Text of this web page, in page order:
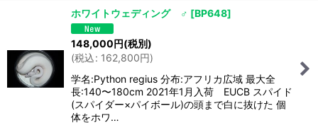
ホワイトウェディング ♂ [BP648]
148,000円(税別)
(税込: 162,800円)
学名:Python regius 分布:アフリカ広域 最大全
長:140〜180cm 2021年1月入荷 EUCB スパイド
(スパイダー×パイボール)の頭まで白に抜けた 個
体をホワ…